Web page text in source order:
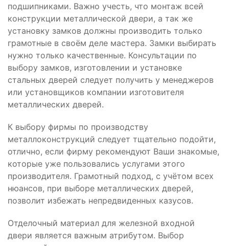
подшипниками. Важно учесть, что монтаж всей
конструкции металлической двери, а так же
установку замков должны производить только
грамотные в своём деле мастера. Замки выбирать
нужно только качественные. Консультации по
выбору замков, изготовлении и установке
стальных дверей следует получить у менеджеров
или установщиков компании изготовителя
металлических дверей.
К выбору фирмы по производству
металлоконструкций следует тщательно подойти,
отлично, если фирму рекомендуют Ваши знакомые,
которые уже пользовались услугами этого
производителя. Грамотный подход, с учётом всех
нюансов, при выборе металлических дверей,
позволит избежать непредвиденных казусов.
Отделочный материал для железной входной
двери является важным атрибутом. Выбор